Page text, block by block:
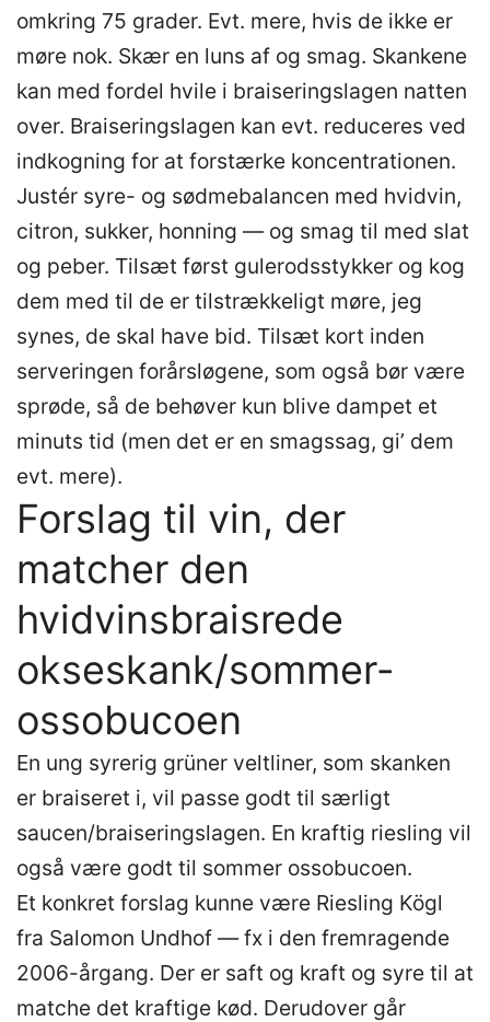
omkring 75 grader. Evt. mere, hvis de ikke er
møre nok. Skær en luns af og smag. Skankene
kan med fordel hvile i braiseringslagen natten
over. Braiseringslagen kan evt. reduceres ved
indkogning for at forstærke koncentrationen.
Justér syre- og sødmebalancen med hvidvin,
citron, sukker, honning — og smag til med slat
og peber. Tilsæt først gulerodsstykker og kog
dem med til de er tilstrækkeligt møre, jeg
synes, de skal have bid. Tilsæt kort inden
serveringen forårsløgene, som også bør være
sprøde, så de behøver kun blive dampet et
minuts tid (men det er en smagssag, gi’ dem
evt. mere).
Forslag til vin, der
matcher den
hvidvinsbraisrede
okseskank/sommer-
ossobucoen
En ung syrerig grüner veltliner, som skanken
er braiseret i, vil passe godt til særligt
saucen/braiseringslagen. En kraftig riesling vil
også være godt til sommer ossobucoen.
Et konkret forslag kunne være Riesling Kögl
fra Salomon Undhof — fx i den fremragende
2006-årgang. Der er saft og kraft og syre til at
matche det kraftige kød. Derudover går